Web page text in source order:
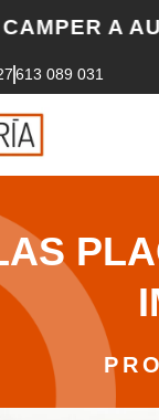
A
613 089 031